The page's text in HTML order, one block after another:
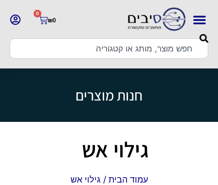
₪0
0
חנות מוצרים
גילוי אש
עמוד הבית / גילוי אש